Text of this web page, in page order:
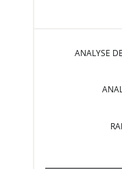
ANALYSE